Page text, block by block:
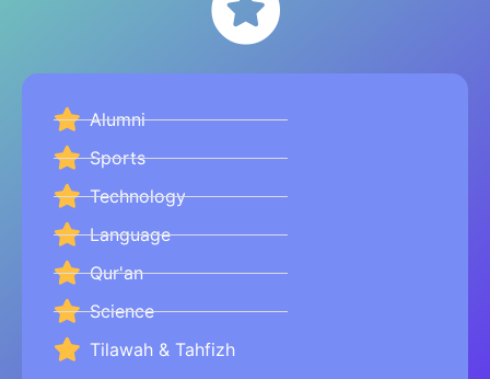
Alumni
Sports
Technology
Language
Qur'an
Science
Tilawah & Tahfizh​